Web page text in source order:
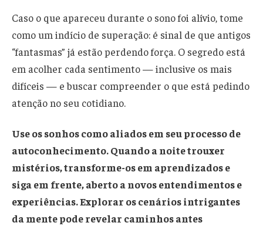
Caso o que apareceu durante o sono foi alívio, tome
como um indício de superação: é sinal de que antigos
“fantasmas” já estão perdendo força. O segredo está
em acolher cada sentimento — inclusive os mais
difíceis — e buscar compreender o que está pedindo
atenção no seu cotidiano.
Use os sonhos como aliados em seu processo de
autoconhecimento. Quando a noite trouxer
mistérios, transforme-os em aprendizados e
siga em frente, aberto a novos entendimentos e
experiências. Explorar os cenários intrigantes
da mente pode revelar caminhos antes